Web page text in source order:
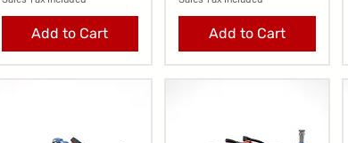
Add to Cart Add to Cart